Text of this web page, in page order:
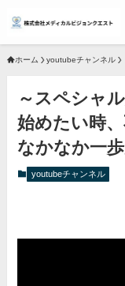
ホーム youtubeチャンネル
～スペシャ
始めたい時
なかなか一
youtubeチャンネル